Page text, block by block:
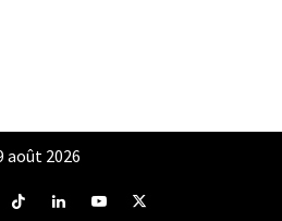
août 2026
Tiktok LinkedInYoutube
X